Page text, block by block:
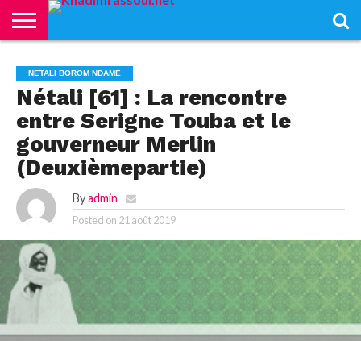
KHADIMRASSOUL
LE
MOURIDISME
ACTUALITÉS
CONTRIBUTIONS
PASS
–
PASS
NETALI
BOROM
NDAME
L’ISLAM
VIDÉOS
NETALI BOROM NDAME
Nétali [61] : La rencontre
entre Serigne Touba et le
gouverneur Merlin
(Deuxièmepartie)
By admin
Posted on 21 août 2019